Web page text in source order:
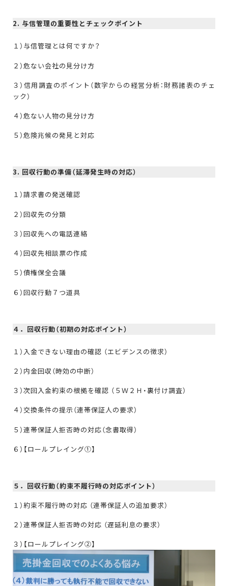
2. 与信管理の重要性とチェックポイント
１）与信管理とは何ですか？
２）危ない会社の見分け方
３）信用調査のポイント（数字からの経営分析：財務諸表のチェ
ック）
４）危ない人物の見分け方
５）危険兆候の発見と対応
3. 回収行動の準備（延滞発生時の対応）
１）請求書の発送確認
２）回収先の分類
３）回収先への電話連絡
４）回収先相談票の作成
５）債権保全会議
６）回収行動７つ道具
４．回収行動（初期の対応ポイント）
１）入金できない理由の確認 （エビデンスの徴求）
２）内金回収（時効の中断）
３）次回入金約束の根拠を確認 （５Ｗ２Ｈ・裏付け調査）
４）交換条件の提示（連帯保証人の要求）
５）連帯保証人拒否時の対応（念書取得）
６）【ロールプレイング➀】
５．回収行動（約束不履行時の対応ポイント）
１）約束不履行時の対応 （連帯保証人の追加要求）
２）連帯保証人拒否時の対応 （遅延利息の要求）
３）【ロールプレイング②】